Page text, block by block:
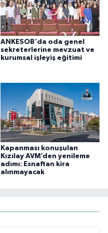
ANKESOB'da oda genel
sekreterlerine mevzuat ve
kurumsal işleyiş eğitimi
Kapanması konuşulan
Kızılay AVM’den yenileme
adımı: Esnaftan kira
alınmayacak